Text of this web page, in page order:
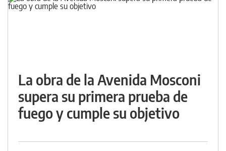
La obra de la Avenida Mosconi
supera su primera prueba de
fuego y cumple su objetivo